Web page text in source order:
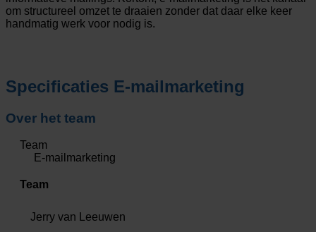
om structureel omzet te draaien zonder dat daar elke keer
handmatig werk voor nodig is.
Specificaties E-mailmarketing
Over het team
Team
E-mailmarketing
Team
Jerry van Leeuwen